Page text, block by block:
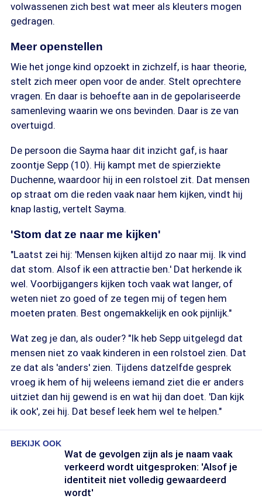
volwassenen zich best wat meer als kleuters mogen
gedragen.
Meer openstellen
Wie het jonge kind opzoekt in zichzelf, is haar theorie,
stelt zich meer open voor de ander. Stelt oprechtere
vragen. En daar is behoefte aan in de gepolariseerde
samenleving waarin we ons bevinden. Daar is ze van
overtuigd.
De persoon die Sayma haar dit inzicht gaf, is haar
zoontje Sepp (10). Hij kampt met de spierziekte
Duchenne, waardoor hij in een rolstoel zit. Dat mensen
op straat om die reden vaak naar hem kijken, vindt hij
knap lastig, vertelt Sayma.
'Stom dat ze naar me kijken'
"Laatst zei hij: 'Mensen kijken altijd zo naar mij. Ik vind
dat stom. Alsof ik een attractie ben.' Dat herkende ik
wel. Voorbijgangers kijken toch vaak wat langer, of
weten niet zo goed of ze tegen mij of tegen hem
moeten praten. Best ongemakkelijk en ook pijnlijk."
Wat zeg je dan, als ouder? "Ik heb Sepp uitgelegd dat
mensen niet zo vaak kinderen in een rolstoel zien. Dat
ze dat als 'anders' zien. Tijdens datzelfde gesprek
vroeg ik hem of hij weleens iemand ziet die er anders
uitziet dan hij gewend is en wat hij dan doet. 'Dan kijk
ik ook', zei hij. Dat besef leek hem wel te helpen."
BEKIJK OOK
Wat de gevolgen zijn als je naam vaak
verkeerd wordt uitgesproken: 'Alsof je
identiteit niet volledig gewaardeerd
wordt'